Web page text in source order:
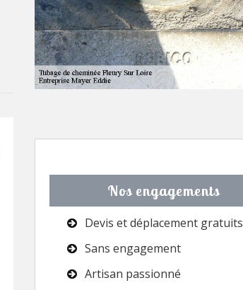
Nos engagements
Devis et déplacement gratuits
Sans engagement
Artisan passionné